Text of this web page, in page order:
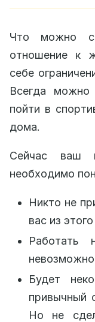
Что можно
отношение к
себе
Всегда
пойти в
дома.
Сейчас ваш
необходимо
Никто не
вас из
Работать
Будет
привычный
Но не